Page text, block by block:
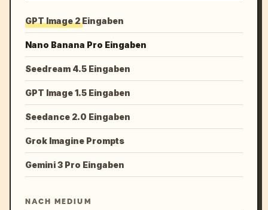
GPT Image 2 Eingaben
Nano Banana Pro Eingaben
Seedream 4.5 Eingaben
GPT Image 1.5 Eingaben
Seedance 2.0 Eingaben
Grok Imagine Prompts
Gemini 3 Pro Eingaben
NACH MEDIUM